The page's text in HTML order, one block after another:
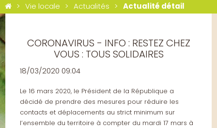
Vie locale Actualités Actualité détail
CORONAVIRUS - INFO : RESTEZ CHEZ
VOUS : TOUS SOLIDAIRES
18/03/2020 09:04
Le 16 mars 2020, le Président de la République a
décidé de prendre des mesures pour réduire les
contacts et déplacements au strict minimum sur
l’ensemble du territoire à compter du mardi 17 mars à